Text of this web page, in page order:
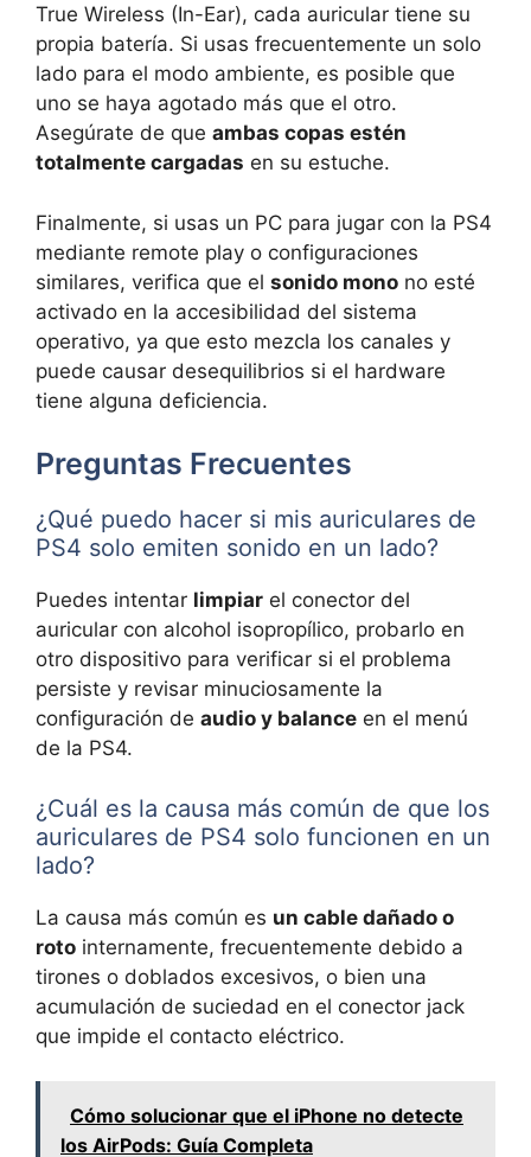
True Wireless (In-Ear), cada auricular tiene su
propia batería. Si usas frecuentemente un solo
lado para el modo ambiente, es posible que
uno se haya agotado más que el otro.
Asegúrate de que ambas copas estén
totalmente cargadas en su estuche.
Finalmente, si usas un PC para jugar con la PS4
mediante remote play o configuraciones
similares, verifica que el sonido mono no esté
activado en la accesibilidad del sistema
operativo, ya que esto mezcla los canales y
puede causar desequilibrios si el hardware
tiene alguna deficiencia.
Preguntas Frecuentes
¿Qué puedo hacer si mis auriculares de
PS4 solo emiten sonido en un lado?
Puedes intentar limpiar el conector del
auricular con alcohol isopropílico, probarlo en
otro dispositivo para verificar si el problema
persiste y revisar minuciosamente la
configuración de audio y balance en el menú
de la PS4.
¿Cuál es la causa más común de que los
auriculares de PS4 solo funcionen en un
lado?
La causa más común es un cable dañado o
roto internamente, frecuentemente debido a
tirones o doblados excesivos, o bien una
acumulación de suciedad en el conector jack
que impide el contacto eléctrico.
Cómo solucionar que el iPhone no detecte
los AirPods: Guía Completa